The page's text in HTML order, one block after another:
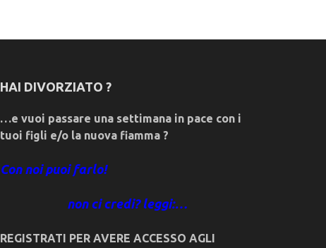
HAI DIVORZIATO ?
…e vuoi passare una settimana in pace con i
tuoi figli e/o la nuova fiamma ?
Con noi puoi farlo!
non ci credi? leggi:…
REGISTRATI PER AVERE ACCESSO AGLI